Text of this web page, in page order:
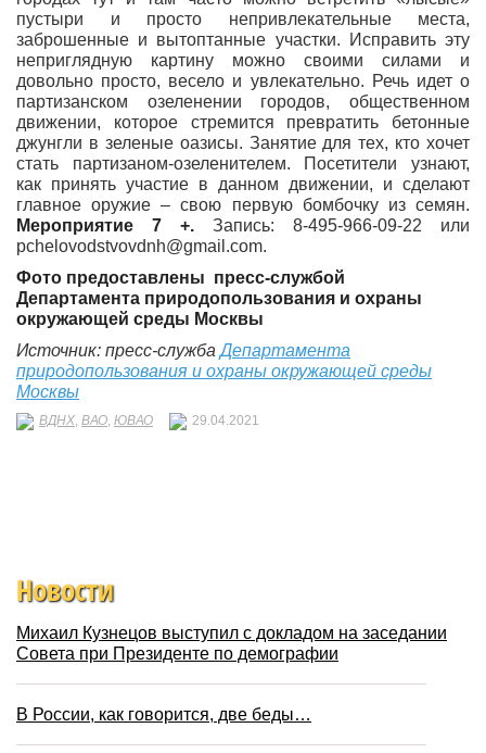
пустыри и просто непривлекательные места,
заброшенные и вытоптанные участки. Исправить эту
неприглядную картину можно своими силами и
довольно просто, весело и увлекательно. Речь идет о
партизанском озеленении городов, общественном
движении, которое стремится превратить бетонные
джунгли в зеленые оазисы. Занятие для тех, кто хочет
стать партизаном-озеленителем. Посетители узнают,
как принять участие в данном движении, и сделают
главное оружие – свою первую бомбочку из семян.
Мероприятие 7 +. Запись: 8-495-966-09-22 или
pchelovodstvovdnh@gmail.com.
Фото предоставлены пресс-службой
Департамента природопользования и охраны
окружающей среды Москвы
Источник: пресс-службаДепартамента
природопользования и охраны окружающей среды
Москвы
ВДНХ, ВАО, ЮВАО 29.04.2021
Новости
Михаил Кузнецов выступил с докладом на заседании
Совета при Президенте по демографии
В России, как говорится, две беды…